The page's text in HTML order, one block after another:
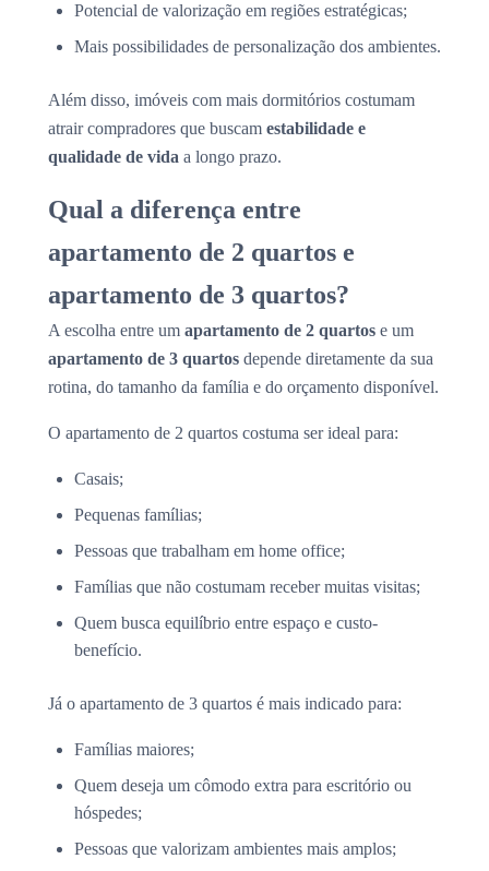
Potencial de valorização em regiões estratégicas;
Mais possibilidades de personalização dos ambientes.
Além disso, imóveis com mais dormitórios costumam
atrair compradores que buscam estabilidade e
qualidade de vida a longo prazo.
Qual a diferença entre
apartamento de 2 quartos e
apartamento de 3 quartos?
A escolha entre um apartamento de 2 quartos e um
apartamento de 3 quartos depende diretamente da sua
rotina, do tamanho da família e do orçamento disponível.
O apartamento de 2 quartos costuma ser ideal para:
Casais;
Pequenas famílias;
Pessoas que trabalham em home office;
Famílias que não costumam receber muitas visitas;
Quem busca equilíbrio entre espaço e custo-
benefício.
Já o apartamento de 3 quartos é mais indicado para:
Famílias maiores;
Quem deseja um cômodo extra para escritório ou
hóspedes;
Pessoas que valorizam ambientes mais amplos;